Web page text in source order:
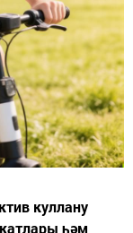
куллану
һәм